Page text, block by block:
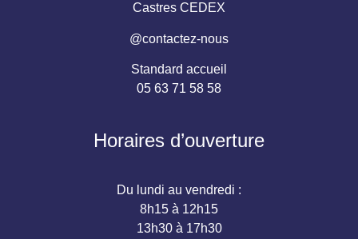
Castres CEDEX
@contactez-nous
Standard accueil
05 63 71 58 58
Horaires d’ouverture
Du lundi au vendredi :
8h15 à 12h15
13h30 à 17h30